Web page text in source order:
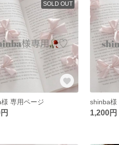
SOLD OUT
専用ページ shinba様
1,200円